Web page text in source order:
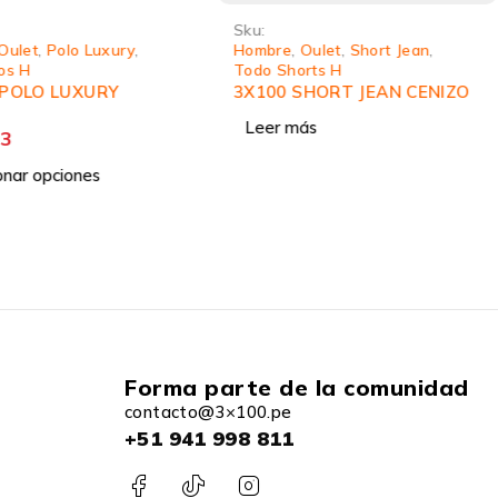
, Polo Luxury,
H
LUXURY
opciones
Sku:
Hombre ,Oulet Short Jean
Todo Shorts H
3X100 SHORT JEAN CENIZO
Leer más
Forma parte de la comunidad
contacto@3×100.pe
+51 941 998 811